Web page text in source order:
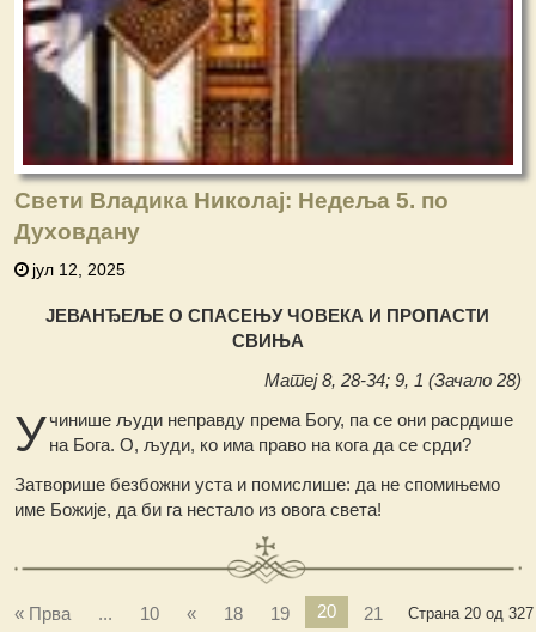
Свети Владика Николај: Недеља 5. по
Духовдану
јул 12, 2025
ЈЕВАНЂЕЉЕ О СПАСЕЊУ ЧОВЕКА И ПРОПАСТИ
СВИЊА
Матеј 8, 28-34; 9, 1 (Зачало 28)
Учинише људи неправду према Богу, па се они расрдише
на Бога. О, људи, ко има право на кога да се срди?
Затворише безбожни уста и помислише: да не спомињемо
име Божије, да би га нестало из овога света!
Страна 20 од 327
« Прва ... 10 « 18 19 20 21